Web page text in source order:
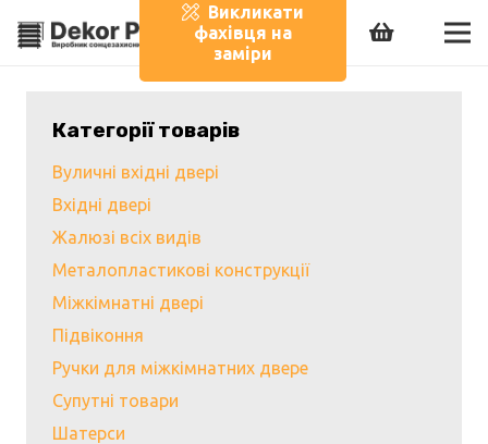
Викликати
фахівця на
заміри
Категорії товарів
Вуличні вхідні двері
Вхідні двері
Жалюзі всіх видів
Металопластикові конструкції
Міжкімнатні двері
Підвіконня
Ручки для міжкімнатних двере
Супутні товари
Шатерси